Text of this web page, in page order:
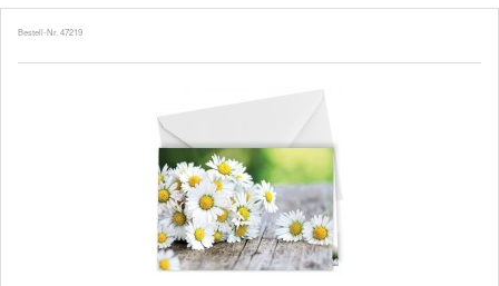
Bestell-Nr. 47219